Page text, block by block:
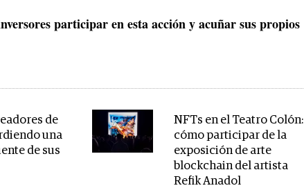
participar en esta acción y acuñar sus propios
de
una
de sus
NFTs en el Teatro Colón:
cómo participar de la
exposición de arte
blockchain del artista
Refik Anadol